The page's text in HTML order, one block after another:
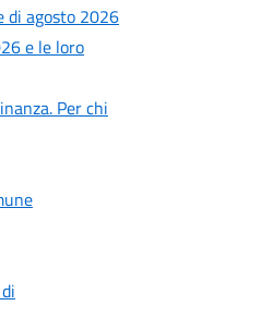
di agosto 2026
e le loro
Per chi